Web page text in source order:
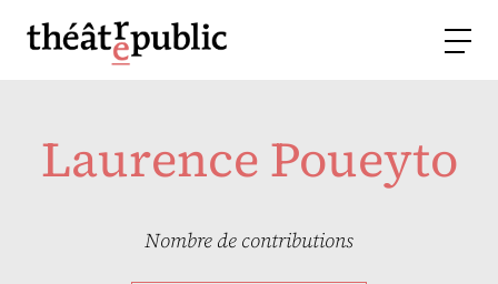
Laurence Poueyto
Nombre de contributions